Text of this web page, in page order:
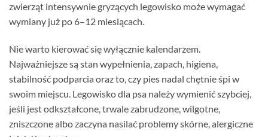
zwierząt intensywnie gryzących legowisko może wymagać
wymiany już po 6–12 miesiącach.
Nie warto kierować się wyłącznie kalendarzem.
Najważniejsze są stan wypełnienia, zapach, higiena,
stabilność podparcia oraz to, czy pies nadal chętnie śpi w
swoim miejscu. Legowisko dla psa należy wymienić szybciej,
jeśli jest odkształcone, trwale zabrudzone, wilgotne,
zniszczone albo zaczyna nasilać problemy skórne, alergiczne